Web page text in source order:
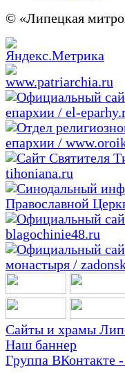
© «Липецкая
Сайты и храмы
Наш баннер
Группа